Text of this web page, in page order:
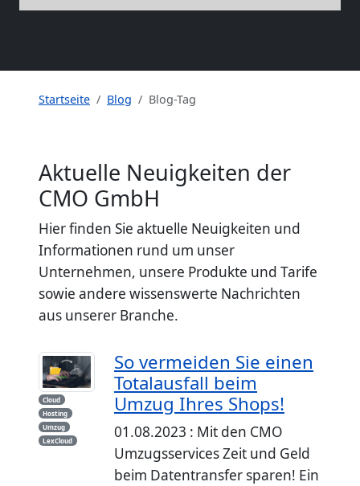
Startseite Blog Blog-Tag
Aktuelle Neuigkeiten der
CMO GmbH
Hier finden Sie aktuelle Neuigkeiten und
Informationen rund um unser
Unternehmen, unsere Produkte und Tarife
sowie andere wissenswerte Nachrichten
aus unserer Branche.
Cloud
Hosting
Umzug
LexCloud
So vermeiden Sie einen
Totalausfall beim
Umzug Ihres Shops!
01.08.2023 : Mit den CMO
Umzugsservices Zeit und Geld
beim Datentransfer sparen! Ein